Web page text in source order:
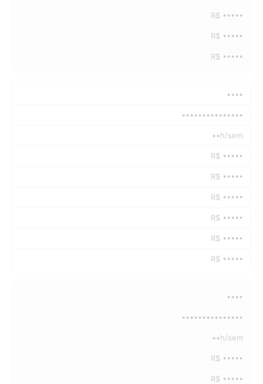
R$ •••••
R$ •••••
R$ •••••
••••
•••••••••••••••
••h/sem
R$ •••••
R$ •••••
R$ •••••
R$ •••••
R$ •••••
R$ •••••
••••
•••••••••••••••
••h/sem
R$ •••••
R$ •••••